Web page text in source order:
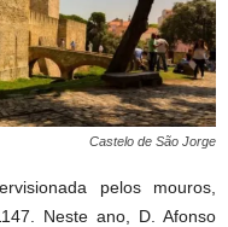
Castelo de São Jorge
pelos mouros,
Neste ano, D. Afonso